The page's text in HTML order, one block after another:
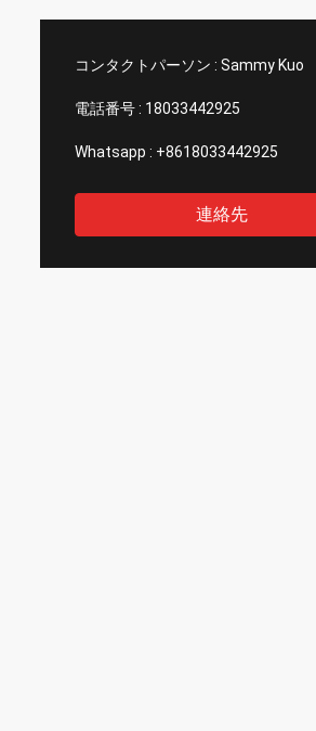
コンタクトパーソン : Sammy Kuo
電話番号 : 18033442925
Whatsapp : +8618033442925
連絡先